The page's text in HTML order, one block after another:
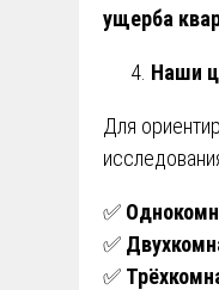
ущерба
Наши
Для
✅
✅
✅